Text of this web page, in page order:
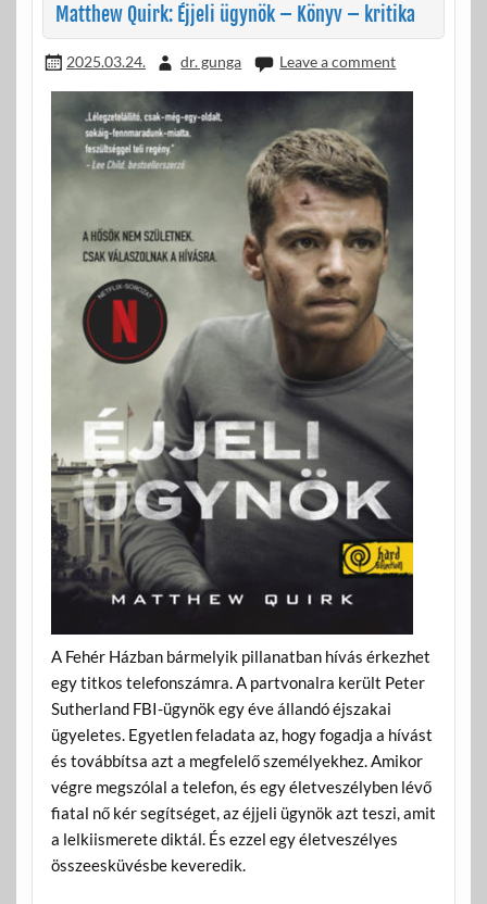
k
Matthew Quirk: Éjjeli ügynök – Könyv – kritika
2025.03.24. dr. gunga Leave a comment
A Fehér Házban bármelyik pillanatban hívás érkezhet
egy titkos telefonszámra. A partvonalra került Peter
Sutherland FBI-ügynök egy éve állandó éjszakai
ügyeletes. Egyetlen feladata az, hogy fogadja a hívást
és továbbítsa azt a megfelelő személyekhez. Amikor
végre megszólal a telefon, és egy életveszélyben lévő
fiatal nő kér segítséget, az éjjeli ügynök azt teszi, amit
a lelkiismerete diktál. És ezzel egy életveszélyes
összeesküvésbe keveredik.